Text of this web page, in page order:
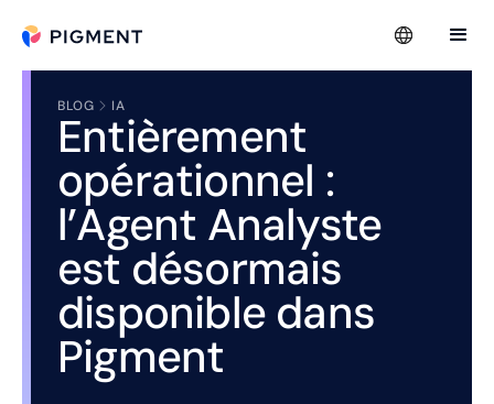
BLOG IA
Entièrement
opérationnel :
l’Agent Analyste
est désormais
disponible dans
Pigment